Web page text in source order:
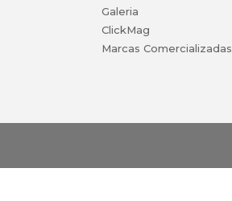
Galeria
ClickMag
Marcas Comercializadas